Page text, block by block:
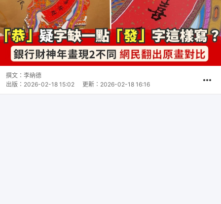
撰文： 李納德
出版： 2026-02-18 15:02 更新： 2026-02-18 16:16